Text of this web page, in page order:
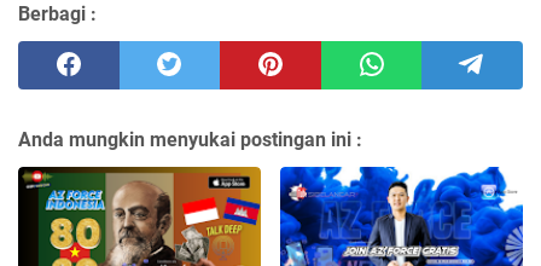
Berbagi :
Anda mungkin menyukai postingan ini :